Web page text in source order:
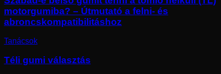
motorgumiba? – Útmutató a felni- és
abroncskompatibilitáshoz
Tanácsok
Téli gumi választás